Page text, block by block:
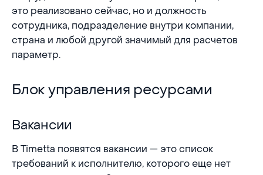
это реализовано сейчас, но и должность
сотрудника, подразделение внутри компании,
страна и любой другой значимый для расчетов
параметр.
Блок управления ресурсами
Блок управления ресурсами
Вакансии
Вакансии
В Timetta появятся вакансии — это список
требований к исполнителю, которого еще нет